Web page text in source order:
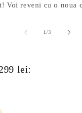
Voi reveni cu o noua
1/din
3
lei: